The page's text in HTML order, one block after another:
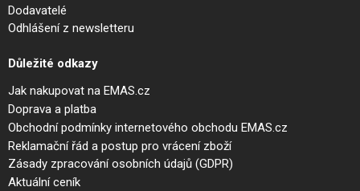
Dodavatelé
Odhlášení z newsletteru
Důležité odkazy
Jak nakupovat na EMAS.cz
Doprava a platba
Obchodní podmínky internetového obchodu EMAS.cz
Reklamační řád a postup pro vrácení zboží
Zásady zpracování osobních údajů (GDPR)
Aktuální ceník